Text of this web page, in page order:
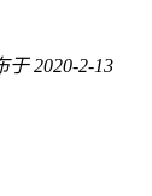
于 2020-2-13